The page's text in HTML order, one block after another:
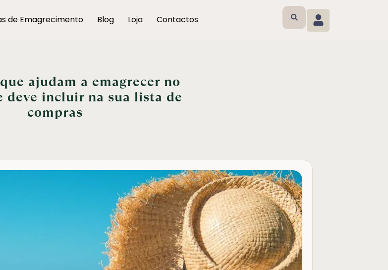
de Emagrecimento Blog Loja Contactos
ajudam a emagrecer no
deve incluir na sua lista de
compras